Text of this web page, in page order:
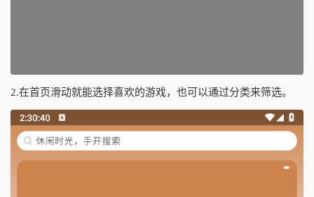
2.在首页滑动就能选择喜欢的游戏，也可以通过分类来筛选。